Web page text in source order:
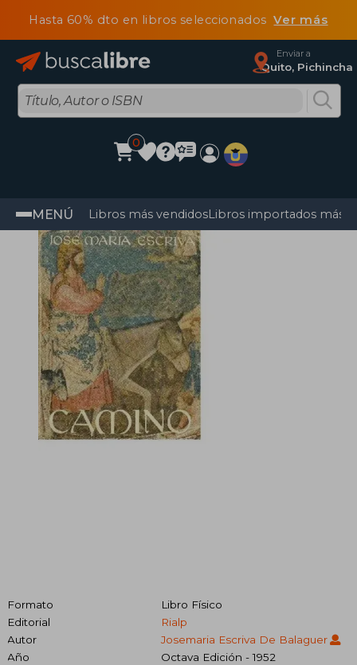
Hasta 60% dto en libros seleccionadosVer más
Enviar a
Quito, Pichincha
0
MENÚ Libros más vendidosLibros importados más
Formato
Libro Físico
Editorial
Rialp
Autor
Josemaria Escriva De Balaguer
Año
Octava Edición - 1952